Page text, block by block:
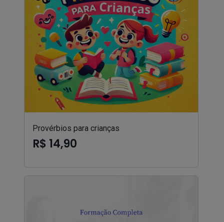
Provérbios para crianças
R$ 14,90